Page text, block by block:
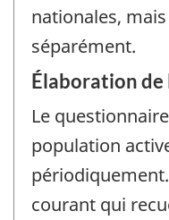
nationales,
séparément.
Élaboration
Le
population
courant qui